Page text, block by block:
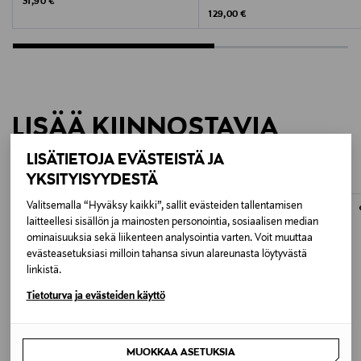
LISÄTIETOJA EVÄSTEISTÄ JA
YKSITYISYYDESTÄ
Valitsemalla “Hyväksy kaikki”, sallit evästeiden tallentamisen
laitteellesi sisällön ja mainosten personointia, sosiaalisen median
ominaisuuksia sekä liikenteen analysointia varten. Voit muuttaa
evästeasetuksiasi milloin tahansa sivun alareunasta löytyvästä
linkistä.
Tietoturva ja evästeiden käyttö
MUOKKAA ASETUKSIA
31,90 €
Original Price
129,00 €
LISÄÄ KIINNOSTAVIA
TUOTTEITA